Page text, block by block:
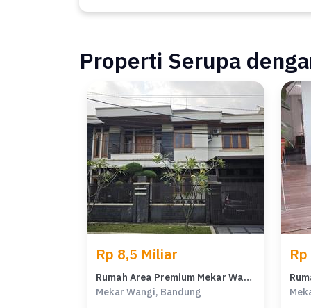
Properti Serupa
Rp 8,5 Miliar
Rumah Area Premium Mekar Wangi, Bandung - Harga Menarik 8,5 Miliar
Mekar Wangi, Bandung